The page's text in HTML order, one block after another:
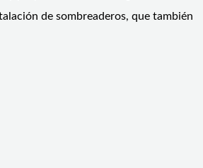
de sombreaderos, que también